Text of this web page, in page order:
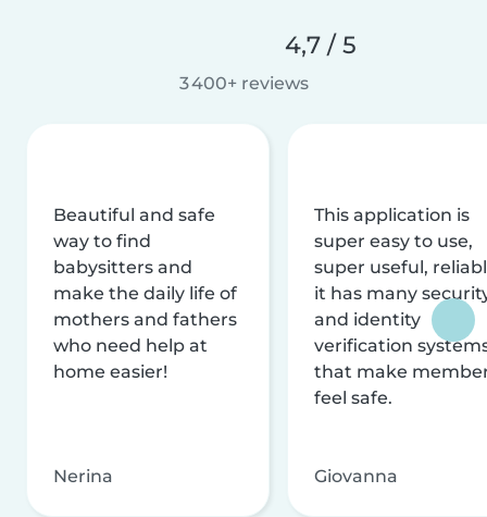
4,7 / 5
3 400+ reviews
Beautiful and safe
way to find
babysitters and
make the daily life of
mothers and fathers
who need help at
home easier!
Nerina
This application is
super easy to use,
super useful,
it has many
and identity
verification
that make
feel safe.
Giovanna